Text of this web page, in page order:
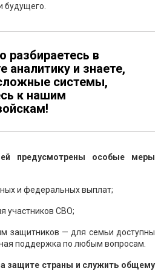
будущего.
разбираетесь в
аналитику и знаете,
системы,
к нашим
предусмотрены особые меры
и федеральных выплат;
участников СВО;
защитников — для семьи доступны
поддержка по любым вопросам.
защите страны и служить общему